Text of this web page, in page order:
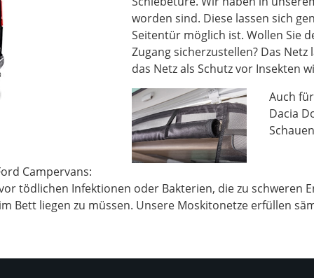
worden sind. Diese lassen sich
Seitentür möglich ist. Wollen Sie
Zugang sicherzustellen? Das
das Netz als Schutz vor Insekten
Auch
Dacia
Campervans:
tödlichen Infektionen oder Bakterien, die zu
Bett liegen zu müssen. Unsere Moskitonetze erfüllen